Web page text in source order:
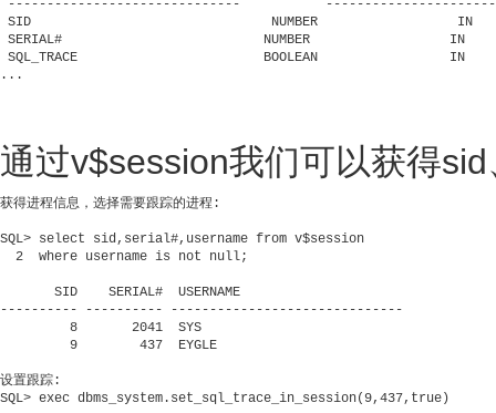
------------------------------
SID                               NUMBER                  IN
SERIAL#                          NUMBER                  IN
SQL_TRACE                        BOOLEAN                 IN
...
通过v$session我们可以获得
获得进程信息，选择需要跟踪的进程:
SQL> select sid,serial#,username from v$session
  2  where username is not null;
       SID    SERIAL#  USERNAME
---------- ---------- ------------------------------
         8       2041  SYS
         9        437  EYGLE
设置跟踪:
SQL> exec dbms_system.set_sql_trace_in_session(9,437,true)